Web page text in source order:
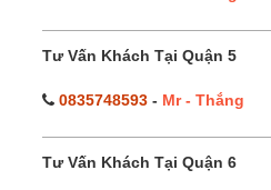
Tư Vấn Khách Tại Quận 5
0835748593 - Mr - Thắng
Tư Vấn Khách Tại Quận 6